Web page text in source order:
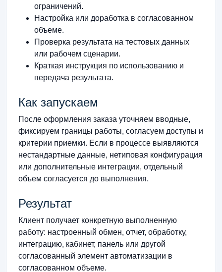
ограничений.
Настройка или доработка в согласованном
объеме.
Проверка результата на тестовых данных
или рабочем сценарии.
Краткая инструкция по использованию и
передача результата.
Как запускаем
После оформления заказа уточняем вводные,
фиксируем границы работы, согласуем доступы и
критерии приемки. Если в процессе выявляются
нестандартные данные, нетиповая конфигурация
или дополнительные интеграции, отдельный
объем согласуется до выполнения.
Результат
Клиент получает конкретную выполненную
работу: настроенный обмен, отчет, обработку,
интеграцию, кабинет, панель или другой
согласованный элемент автоматизации в
согласованном объеме.